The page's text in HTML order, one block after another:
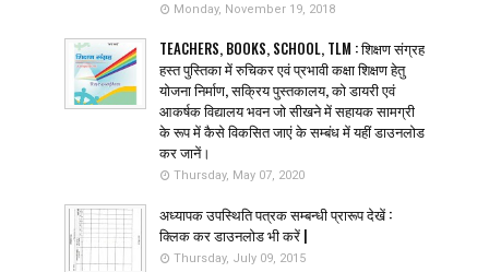
Monday, November 19, 2018
TEACHERS, BOOKS, SCHOOL, TLM : शिक्षण संग्रह
हस्त पुस्तिका में रुचिकर एवं प्रभावी कक्षा शिक्षण हेतु
योजना निर्माण, सक्रिय पुस्तकालय, को डायरी एवं
आकर्षक विद्यालय भवन जो सीखने में सहायक सामग्री
के रूप में कैसे विकसित जाएं के सम्बंध में यहीं डाउनलोड
कर जानें।
Thursday, May 07, 2020
अध्यापक उपस्थिति पत्रक सम्बन्धी प्रारूप देखें :
क्लिक कर डाउनलोड भी करें |
Thursday, July 09, 2015